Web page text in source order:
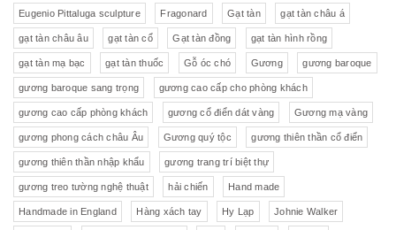
Eugenio Pittaluga sculpture Fragonard Gạt tàn gạt tàn châu á
gạt tàn châu âu gạt tàn cổ Gạt tàn đồng gạt tàn hình rồng
gạt tàn mạ bạc gạt tàn thuốc Gỗ óc chó Gương gương baroque
gương baroque sang trọng gương cao cấp cho phòng khách
gương cao cấp phòng khách gương cổ điển dát vàng Gương mạ vàng
gương phong cách châu Âu Gương quý tộc gương thiên thần cổ điển
gương thiên thần nhập khẩu gương trang trí biệt thự
gương treo tường nghệ thuật hải chiến Hand made
Handmade in England Hàng xách tay Hy Lạp Johnie Walker